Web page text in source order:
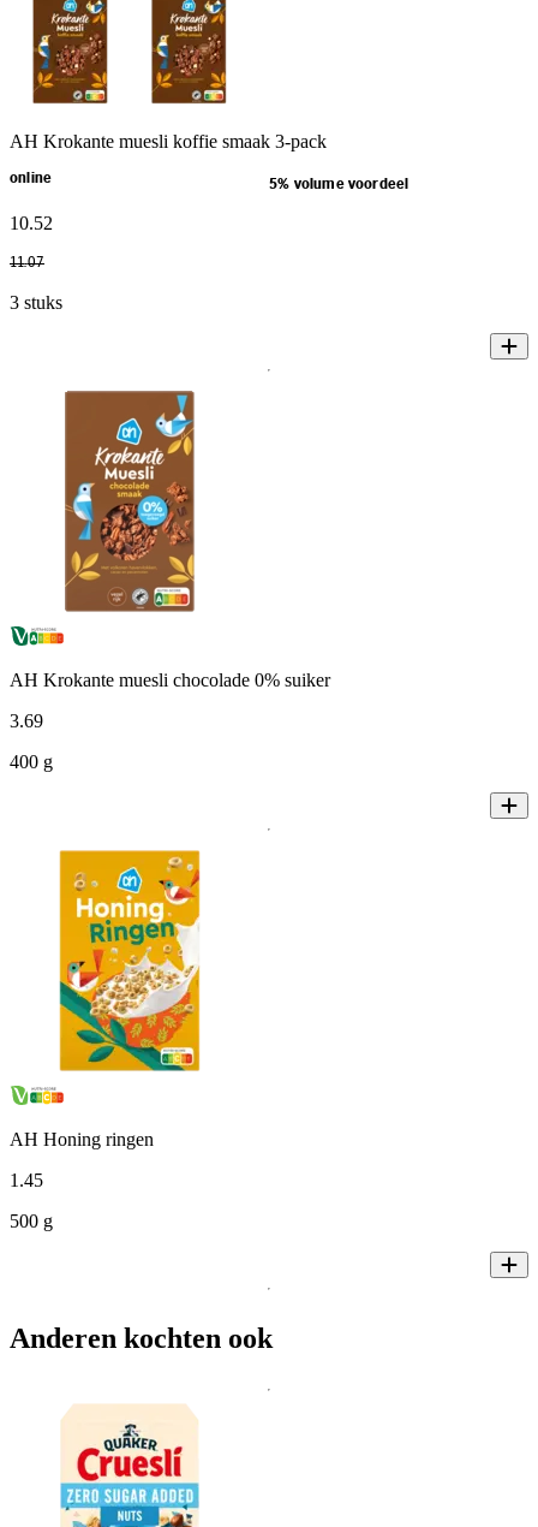
AH Krokante muesli koffie smaak 3-pack
online 5% volume voordeel
10.52
11.07
3 stuks
AH Krokante muesli chocolade 0% suiker
3.69
400 g
AH Honing ringen
1 .45
500 g
Anderen kochten ook